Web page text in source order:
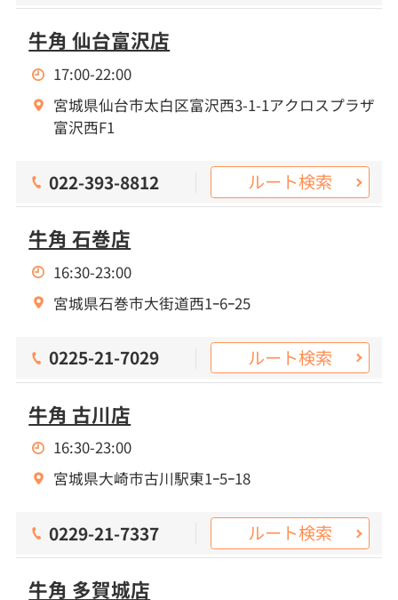
牛角 仙台富沢店
17:00-22:00
宮城県仙台市太白区富沢西3-1-1アクロスプラザ
富沢西F1
022-393-8812 ルート検索
牛角 石巻店
16:30-23:00
宮城県石巻市大街道西1ｰ6ｰ25
0225-21-7029 ルート検索
牛角 古川店
16:30-23:00
宮城県大崎市古川駅東1ｰ5ｰ18
0229-21-7337 ルート検索
牛角 多賀城店